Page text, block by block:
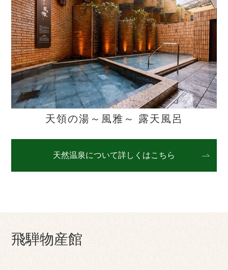
天領の湯～風雅～ 露天風呂
天然温泉について詳しくはこちら
飛騨物産館